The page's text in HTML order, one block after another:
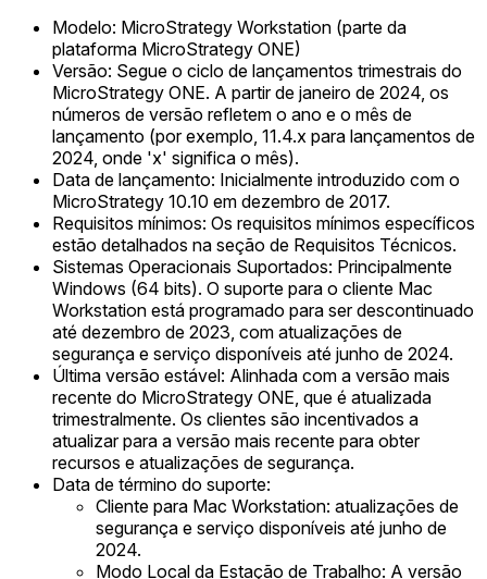
Modelo: MicroStrategy Workstation (parte da
plataforma MicroStrategy ONE)
Versão: Segue o ciclo de lançamentos trimestrais do
MicroStrategy ONE. A partir de janeiro de 2024, os
números de versão refletem o ano e o mês de
lançamento (por exemplo, 11.4.x para lançamentos de
2024, onde 'x' significa o mês).
Data de lançamento: Inicialmente introduzido com o
MicroStrategy 10.10 em dezembro de 2017.
Requisitos mínimos: Os requisitos mínimos específicos
estão detalhados na seção de Requisitos Técnicos.
Sistemas Operacionais Suportados: Principalmente
Windows (64 bits). O suporte para o cliente Mac
Workstation está programado para ser descontinuado
até dezembro de 2023, com atualizações de
segurança e serviço disponíveis até junho de 2024.
Última versão estável: Alinhada com a versão mais
recente do MicroStrategy ONE, que é atualizada
trimestralmente. Os clientes são incentivados a
atualizar para a versão mais recente para obter
recursos e atualizações de segurança.
Data de término do suporte:
Cliente para Mac Workstation: atualizações de
segurança e serviço disponíveis até junho de
2024.
Modo Local da Estação de Trabalho: A versão